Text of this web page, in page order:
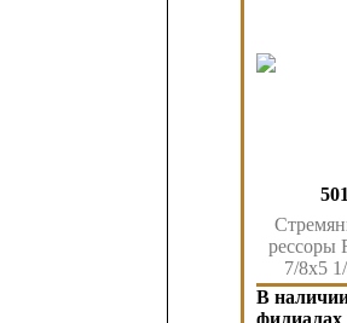
рессоры
7/8x5
В
филиалах